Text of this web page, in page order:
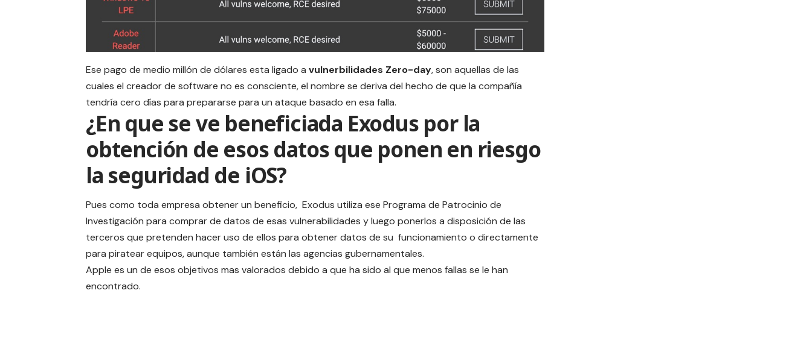
Ese pago de medio millón de dólares esta ligado a vulnerbilidades Zero-day, son aquellas de las
cuales el creador de software no es consciente, el nombre se deriva del hecho de que la compañía
tendría cero días para prepararse para un ataque basado en esa falla.
¿En que se ve beneficiada Exodus por la
obtención de esos datos que ponen en riesgo
la seguridad de iOS?
Pues como toda empresa obtener un beneficio, Exodus utiliza ese Programa de Patrocinio de
Investigación para comprar de datos de esas vulnerabilidades y luego ponerlos a disposición de las
terceros que pretenden hacer uso de ellos para obtener datos de su funcionamiento o directamente
para piratear equipos, aunque también están las agencias gubernamentales.
Apple es un de esos objetivos mas valorados debido a que ha sido al que menos fallas se le han
encontrado.